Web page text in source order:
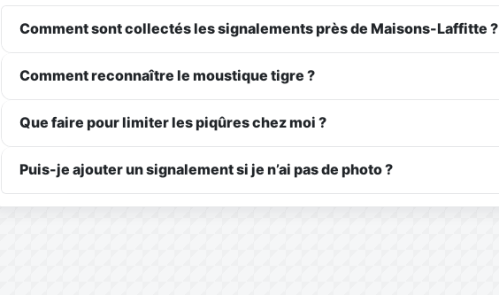
Comment sont collectés les signalements près de Maisons-Laffitte ?
Comment reconnaître le moustique tigre ?
Que faire pour limiter les piqûres chez moi ?
Puis-je ajouter un signalement si je n’ai pas de photo ?